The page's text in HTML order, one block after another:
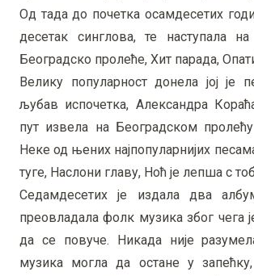
Од тада до почетка осамдесетих
десетак синглова, те наступала
Београдско пролеће, Хит парада,
Велику популарност донела јој је
љубав испочетка, Александра
пут извела на Београдском
Неке од њених најпопуларнијих
туге, Наслони главу, Ноћ је лепша с
Седамдесетих је издала два
преовладала фолк музика због чега
да се повуче. Никада није
музика могла да остане у